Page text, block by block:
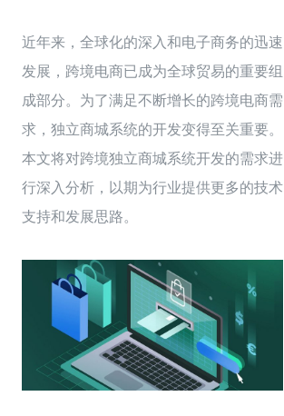
近年来，全球化的深入和电子商务的迅速
发展， 跨境电商已成为全球贸易的重要组
成部分。为了满足不断增长的跨境电商需
求，独立商城系统的开发变得至关重要。
本文将对跨境独立商城系统开发的需求进
行深入分析，以期为行业提供更多的技术
支持和发展思路。